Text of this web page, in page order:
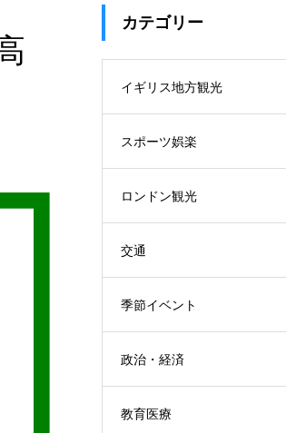
カテゴリー
イギリス地方観光
スポーツ娯楽
ロンドン観光
交通
季節イベント
政治・経済
教育医療